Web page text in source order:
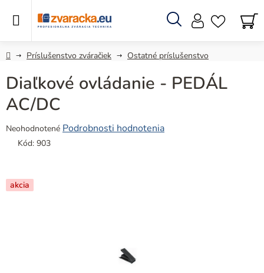
Hľadať
DomovPríslušenstvo zváračiek Ostatné príslušenstvo
Diaľkové ovládanie - PEDÁL
AC/DC
Priemerné
hodnotenie
0,0
z
Neohodnotené Podrobnosti hodnotenia
Kód: 903
akcia